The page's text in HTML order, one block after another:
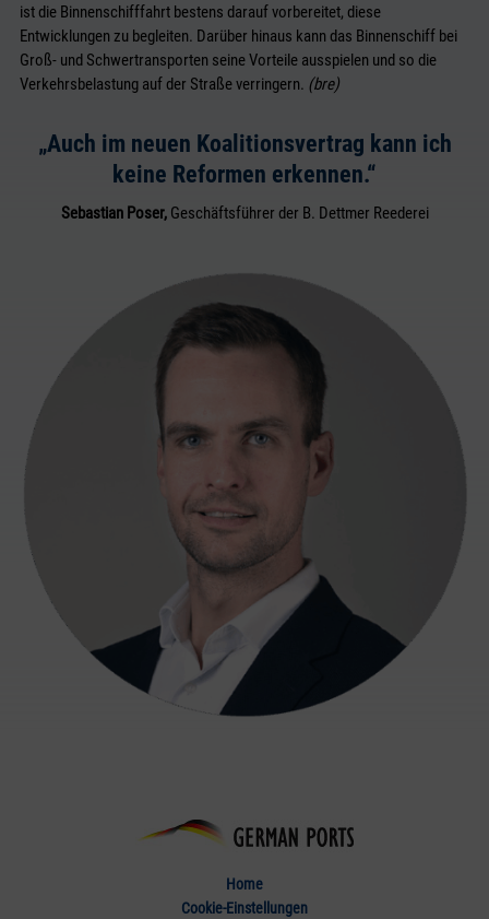
ist die Binnenschifffahrt bestens darauf vorbereitet, diese
Entwicklungen zu begleiten. Darüber hinaus kann das Binnenschiff bei
Groß- und Schwertransporten seine Vorteile ausspielen und so die
Verkehrsbelastung auf der Straße verringern. (bre)
„Auch im neuen Koalitionsvertrag kann ich
keine Reformen erkennen.“
Sebastian Poser, Geschäftsführer der B. Dettmer Reederei
Home
Cookie-Einstellungen